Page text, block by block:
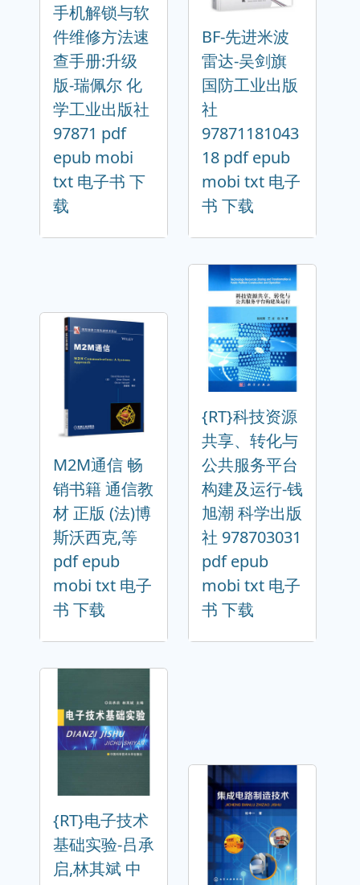
手机解锁与软
件维修方法速
查手册:升级
版-瑞佩尔 化
学工业出版社
97871 pdf
epub mobi
txt 电子书 下
载
BF-先进米波
雷达-吴剑旗
国防工业出版
社
97871181043
18 pdf epub
mobi txt 电子
书 下载
M2M通信 畅
销书籍 通信教
材 正版 (法)博
斯沃西克,等
pdf epub
mobi txt 电子
书 下载
{RT}科技资源
共享、转化与
公共服务平台
构建及运行-钱
旭潮 科学出版
社 978703031
pdf epub
mobi txt 电子
书 下载
{RT}电子技术
基础实验-吕承
启,林其斌 中